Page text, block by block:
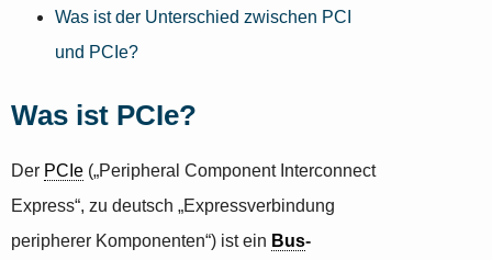
Was ist der Unterschied zwischen PCI
und PCIe?
Was ist PCIe?
Der PCIe („Peripheral Component Interconnect
Express“, zu deutsch „Expressverbindung
peripherer Komponenten“) ist ein Bus-